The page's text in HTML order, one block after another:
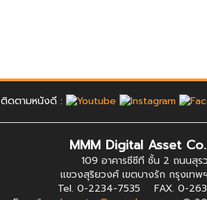
ติดตามหนังดี :
MMM Digital Asset
109 อาคารซีซีที ชั้น 2 ถนนสุร
แขวงสุริยวงศ์ เขตบางรัก กรุงเทพ
Tel. 0-2234-7535 FAX. 0-